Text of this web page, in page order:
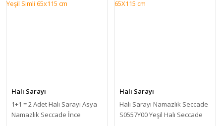
Halı Sarayı
1+1 = 2 Adet Halı Sarayı Asya
Namazlık Seccade İnce
Halı Sarayı
Halı Sarayı Namazlık Seccade
S0557Y00 Yeşil Halı Seccade